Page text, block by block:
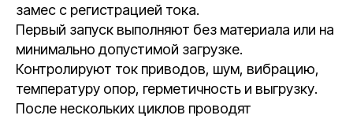
замес с регистрацией тока.
Первый запуск выполняют без материала или на
минимально допустимой загрузке.
Контролируют ток приводов, шум, вибрацию,
температуру опор, герметичность и выгрузку.
После нескольких циклов проводят